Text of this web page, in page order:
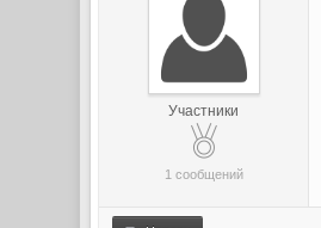
Участники
1 сообщений